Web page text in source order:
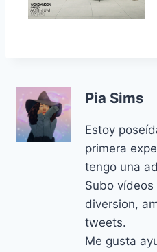
Pia Sims
Estoy
primera
tengo una
Subo
diversion,
tweets.
Me gusta